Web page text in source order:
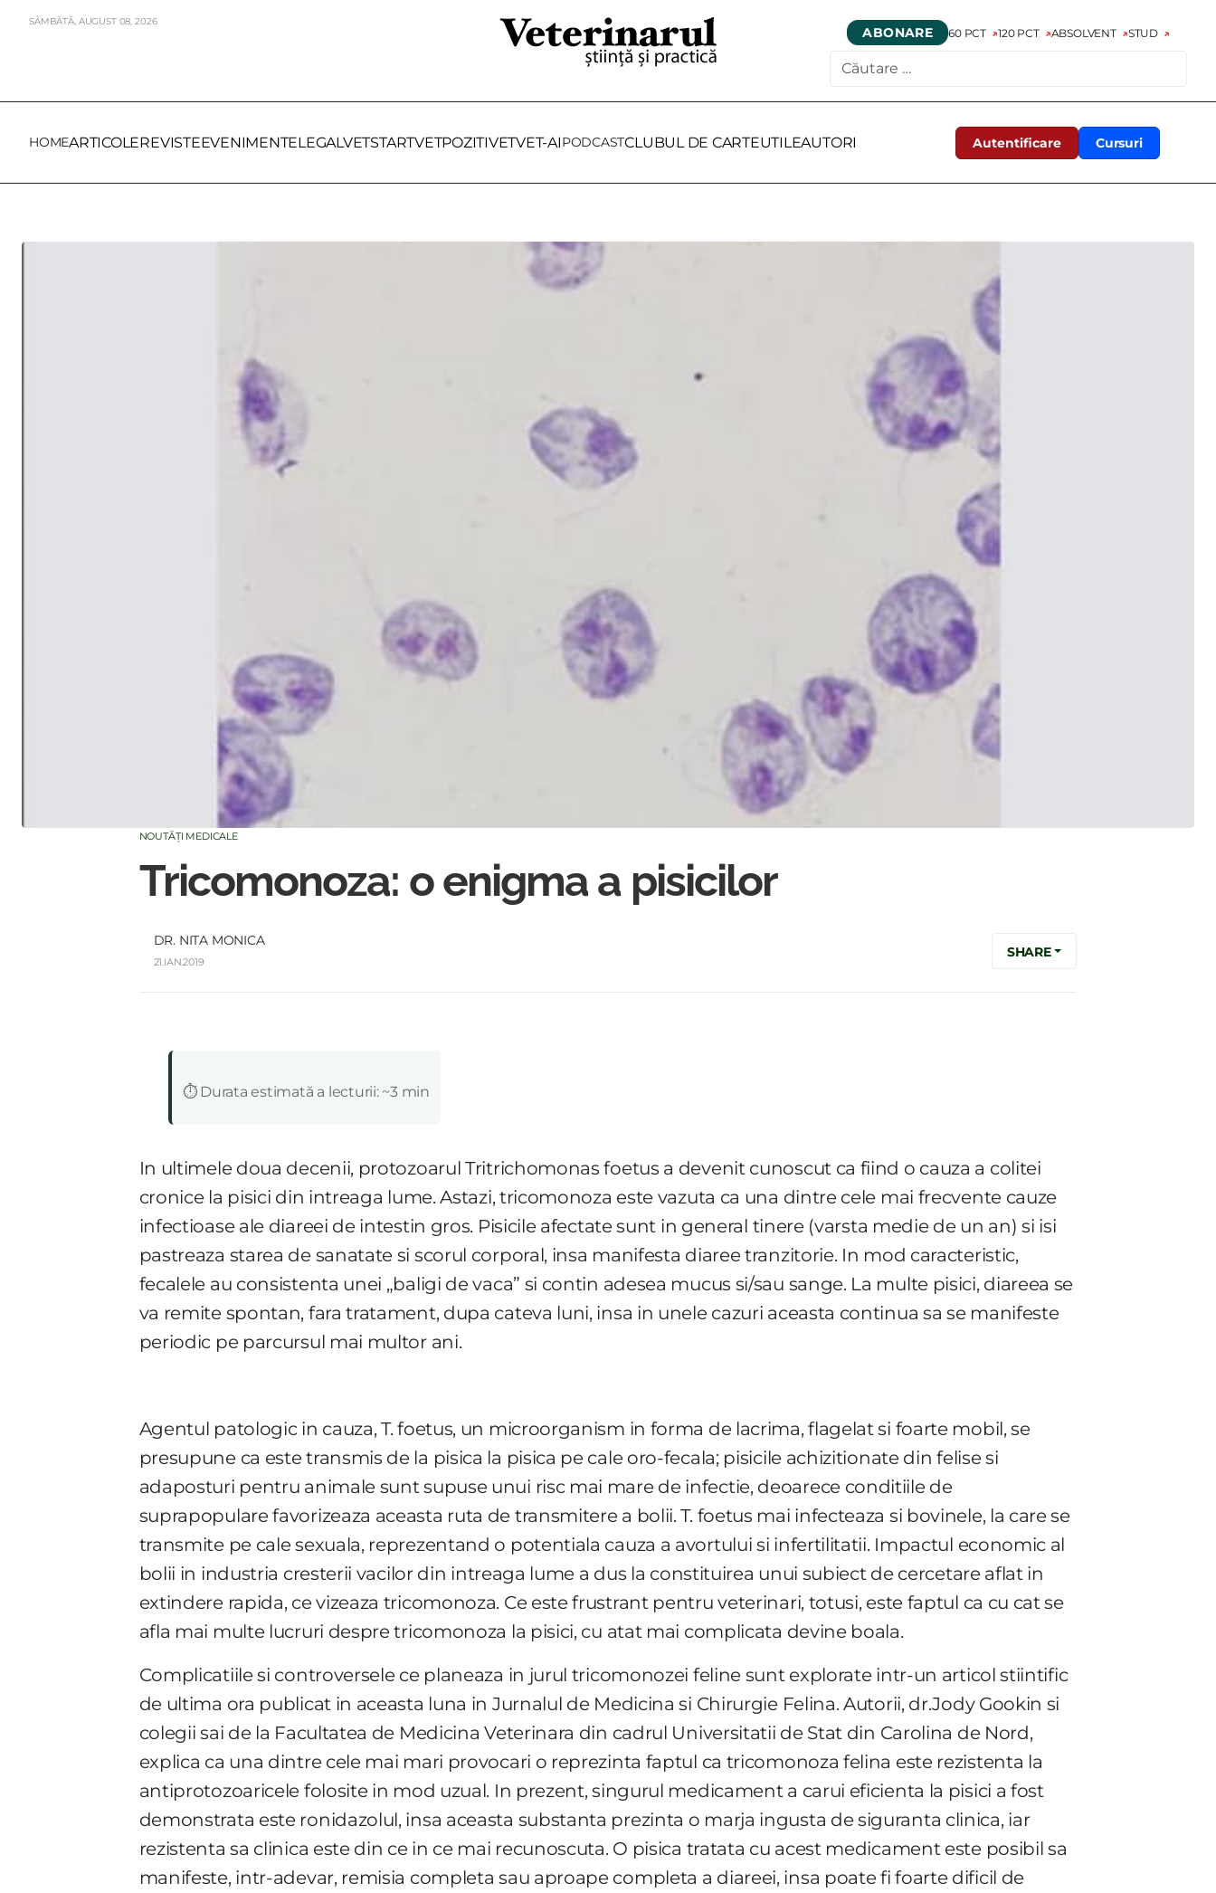
SÂMBĂTĂ, AUGUST 08,2026
ABONARE 60 PCT 120 PCT ABSOLVENT STUD
Autentificare Cursuri
HOMEARTICOLEREVISTEEVENIMENTELEGALVETSTARTVETPOZITIVETVET-AIPODCASTCLUBUL DE CARTEUTILEAUTORI
NOUTĂȚI MEDICALE
Tricomonoza: o enigma a pisicilor
DR. NITA MONICA
21.IAN.2019
SHARE
⏱️ Durata estimată a lecturii: ~3 min
In ultimele doua decenii, protozoarul Tritrichomonas foetus a devenit cunoscut ca fiind o cauza a colitei
cronice la pisici din intreaga lume. Astazi, tricomonoza este vazuta ca una dintre cele mai frecvente cauze
infectioase ale diareei de intestin gros. Pisicile afectate sunt in general tinere (varsta medie de un an) si isi
pastreaza starea de sanatate si scorul corporal, insa manifesta diaree tranzitorie. In mod caracteristic,
fecalele au consistenta unei „baligi de vaca” si contin adesea mucus si/sau sange. La multe pisici, diareea se
va remite spontan, fara tratament, dupa cateva luni, insa in unele cazuri aceasta continua sa se manifeste
periodic pe parcursul mai multor ani.
Agentul patologic in cauza, T. foetus, un microorganism in forma de lacrima, flagelat si foarte mobil, se
presupune ca este transmis de la pisica la pisica pe cale oro-fecala; pisicile achizitionate din felise si
adaposturi pentru animale sunt supuse unui risc mai mare de infectie, deoarece conditiile de
suprapopulare favorizeaza aceasta ruta de transmitere a bolii. T. foetus mai infecteaza si bovinele, la care se
transmite pe cale sexuala, reprezentand o potentiala cauza a avortului si infertilitatii. Impactul economic al
bolii in industria cresterii vacilor din intreaga lume a dus la constituirea unui subiect de cercetare aflat in
extindere rapida, ce vizeaza tricomonoza. Ce este frustrant pentru veterinari, totusi, este faptul ca cu cat se
afla mai multe lucruri despre tricomonoza la pisici, cu atat mai complicata devine boala.
Complicatiile si controversele ce planeaza in jurul tricomonozei feline sunt explorate intr-un articol stiintific
de ultima ora publicat in aceasta luna in Jurnalul de Medicina si Chirurgie Felina. Autorii, dr.Jody Gookin si
colegii sai de la Facultatea de Medicina Veterinara din cadrul Universitatii de Stat din Carolina de Nord,
explica ca una dintre cele mai mari provocari o reprezinta faptul ca tricomonoza felina este rezistenta la
antiprotozoaricele folosite in mod uzual. In prezent, singurul medicament a carui eficienta la pisici a fost
demonstrata este ronidazolul, insa aceasta substanta prezinta o marja ingusta de siguranta clinica, iar
rezistenta sa clinica este din ce in ce mai recunoscuta. O pisica tratata cu acest medicament este posibil sa
manifeste, intr-adevar, remisia completa sau aproape completa a diareei, insa poate fi foarte dificil de